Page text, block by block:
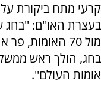
קרעי מתח ביקורת
בעצרת האו''ם: ''בחג
בחג, הולך ראש
אומות העולם''.